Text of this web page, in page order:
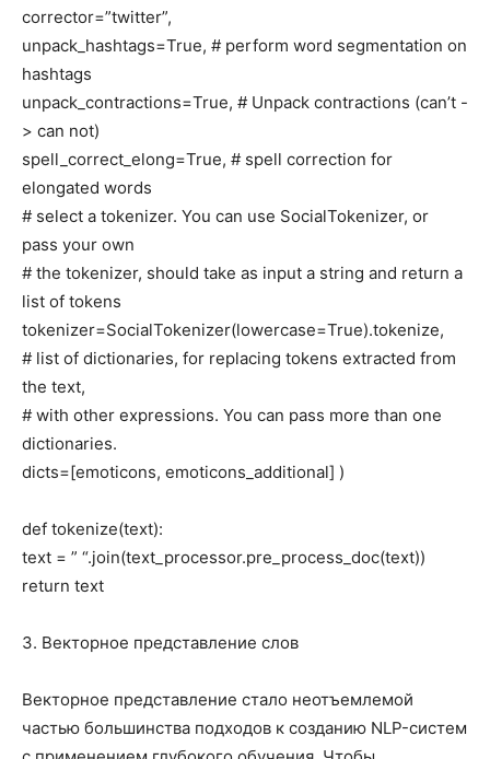
corrector=”twitter”,
unpack_hashtags=True, # perform word segmentation on
hashtags
unpack_contractions=True, # Unpack contractions (can’t -
> can not)
spell_correct_elong=True, # spell correction for
elongated words
# select a tokenizer. You can use SocialTokenizer, or
pass your own
# the tokenizer, should take as input a string and return a
list of tokens
tokenizer=SocialTokenizer(lowercase=True).tokenize,
# list of dictionaries, for replacing tokens extracted from
the text,
# with other expressions. You can pass more than one
dictionaries.
dicts=[emoticons, emoticons_additional] )
def tokenize(text):
text = ” “.join(text_processor.pre_process_doc(text))
return text
3. Векторное представление слов
Векторное представление стало неотъемлемой
частью большинства подходов к созданию NLP-систем